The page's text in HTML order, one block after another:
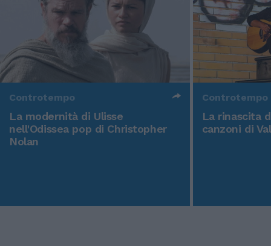
Controtempo
La modernità di Ulisse
nell'Odissea pop di Christopher
Nolan
Controtempo
La rinascita
canzoni di